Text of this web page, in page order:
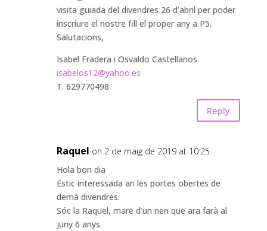
visita guiada del divendres 26 d’abril per poder
inscriure el nostre fill el proper any a P5.
Salutacions,
Isabel Fradera i Osvaldo Castellanos
isabelos12@yahoo.es
T. 629770498
Reply
Raquel on 2 de maig de 2019 at 10:25
Hola bon dia
Estic interessada an les portes obertes de
demà divendres.
Sóc la Raquel, mare d’un nen que ara farà al
juny 6 anys.